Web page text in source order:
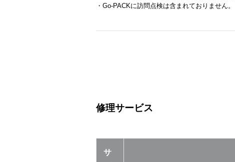
・Go-PACKに訪問点検は含まれておりません。
修理サービス
サ